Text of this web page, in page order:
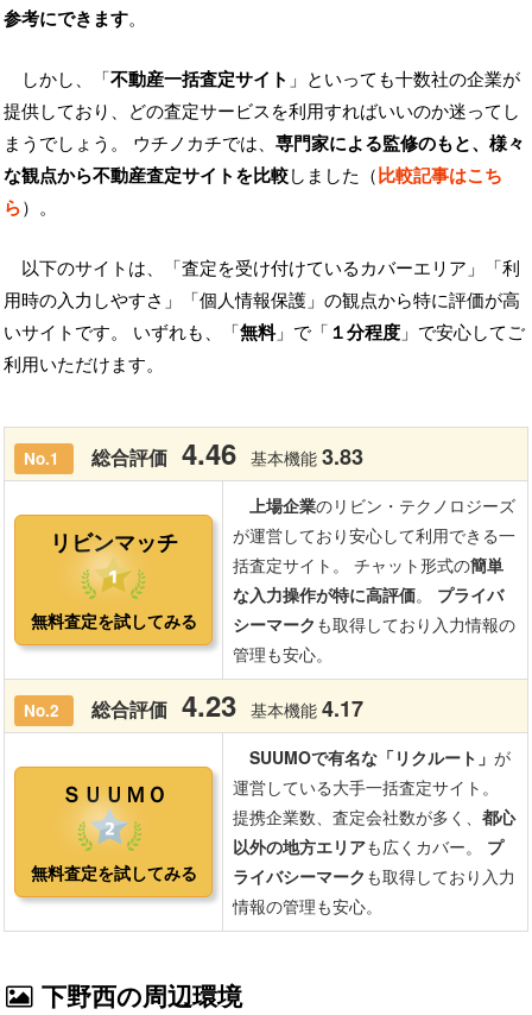
参考にできます。
しかし、「不動産一括査定サイト 」といっても十数社の企業が
提供しており、どの査定サービスを利用すればいいのか迷ってし
まうでしょう。 ウチノカチでは、 専門家による監修のもと、様々
な観点から不動産査定サイトを比較しました（比較記事はこち
ら）。
以下のサイトは、「査定を受け付けているカバーエリア」「利
用時の入力しやすさ」「個人情報保護」の観点から特に評価が高
いサイトです。 いずれも、「無料」で「 １分程度 」で安心してご
利用いただけます。
下野西の周辺環境